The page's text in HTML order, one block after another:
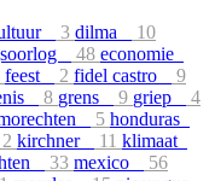
3 dilma
10
48 economie
feest 2 fidel castro
9
8 grens 9 griep
4
5 honduras
2 kirchner 11 klimaat
33 mexico
56